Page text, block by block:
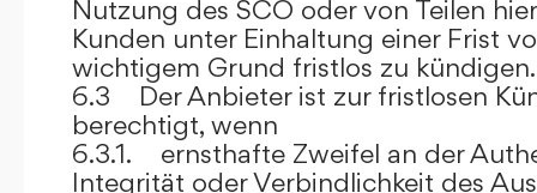
Nutzung des SCO oder von Teilen
Kunden unter Einhaltung einer Frist
wichtigem Grund fristlos zu kündigen.
6.3 Der Anbieter ist zur fristlosen
berechtigt, wenn
6.3.1. ernsthafte Zweifel an der
Integrität oder Verbindlichkeit des